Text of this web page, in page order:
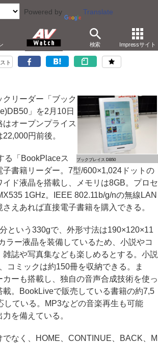
Powered by Translate
検索 Impressサイト
「BookPlace DB50」
円。音楽再生も
ト
ブックプレイス DB50
リーダー「ブック
」を2月10日
はオープンプライス
円前後。
「BookPlaceス
子書籍リーダー。7型/600×1,024ドットの
イド液晶を搭載し、メモリは8GB。プロセ
1GHz。IEEE 802.11b/g/nの無線LAN
えあれば直接電子書籍を購入できる。
という330gで、外形寸法は190×120×11
ラー液晶を装備しているため、小説やコ
雑誌や写真集なども楽しめるとする。小説
コミックは約150冊を収納できる。ま
カーも搭載し、独自の音声合成技術を使っ
載。BookLiveで販売している書籍の約7,5
している。MP3などの音楽再生も可能
を備えている。
なく、HOME、CONTINUE、BACK、M